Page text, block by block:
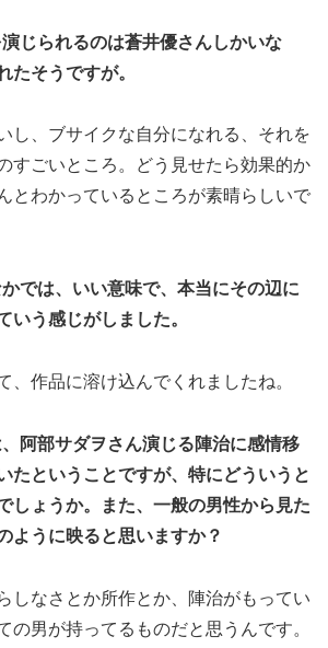
じられるのは蒼井優さんしかいな
たそうですが。
し、ブサイクな自分になれる、それを
すごいところ。どう見せたら効果的か
とわかっているところが素晴らしいで
では、いい意味で、本当にその辺に
いう感じがしました。
、作品に溶け込んでくれましたね。
阿部サダヲさん演じる陣治に感情移
たということですが、特にどういうと
しょうか。また、一般の男性から見た
ように映ると思いますか？
しなさとか所作とか、陣治がもってい
の男が持ってるものだと思うんです。